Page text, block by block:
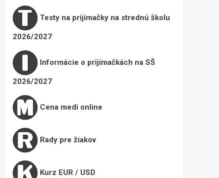
Testy na prijímačky na strednú školu
2026/2027
Informácie o prijímačkách na SŠ
2026/2027
Cena medi online
Rady pre žiakov
Kurz EUR / USD